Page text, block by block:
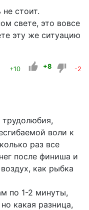
стоит.
свете, это вовсе
эту же ситуацию
+10 +8 -2
воли к
раз все
после финиша и
как рыбка
по 1-2 минуты,
какая разница,